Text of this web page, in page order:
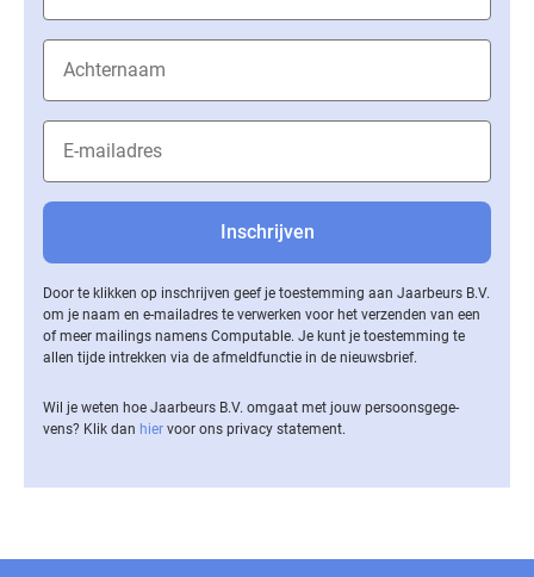
Door te klikken op inschrijven geef je toestemming aan Jaarbeurs B.V.
om je naam en e-mailadres te verwerken voor het verzenden van een
of meer mailings namens Computable. Je kunt je toestemming te
allen tijde intrekken via de af­meld­func­tie in de nieuwsbrief.
Wil je weten hoe Jaarbeurs B.V. omgaat met jouw per­soons­ge­ge­
vens? Klik dan hier voor ons privacy statement.